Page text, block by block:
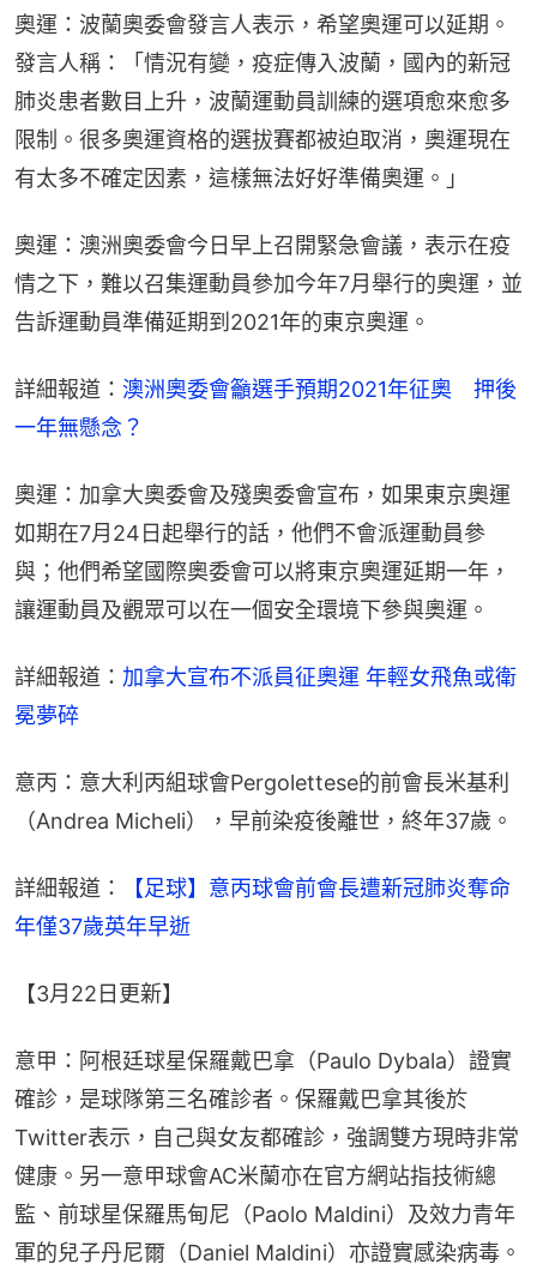
奧運：波蘭奧委會發言人表示，希望奧運可以延期。
發言人稱：「情況有變，疫症傳入波蘭，國內的新冠
肺炎患者數目上升，波蘭運動員訓練的選項愈來愈多
限制。很多奧運資格的選拔賽都被迫取消，奧運現在
有太多不確定因素，這樣無法好好準備奧運。」
奧運：澳洲奧委會今日早上召開緊急會議，表示在疫
情之下，難以召集運動員參加今年7月舉行的奧運，並
告訴運動員準備延期到2021年的東京奧運。
詳細報道： 澳洲奧委會籲選手預期2021年征奧　押後
一年無懸念？
奧運：加拿大奧委會及殘奧委會宣布，如果東京奧運
如期在7月24日起舉行的話，他們不會派運動員參
與；他們希望國際奧委會可以將東京奧運延期一年，
讓運動員及觀眾可以在一個安全環境下參與奧運。
詳細報道： 加拿大宣布不派員征奧運 年輕女飛魚或衛
冕夢碎
意丙：意大利丙組球會Pergolettese的前會長米基利
（Andrea Micheli），早前染疫後離世，終年37歲。
詳細報道：
【足球】意丙球會前會長遭新冠肺炎奪命
年僅37歲英年早逝
【3月22日更新】
意甲：阿根廷球星保羅戴巴拿（Paulo Dybala）證實
確診，是球隊第三名確診者。保羅戴巴拿其後於
Twitter表示，自己與女友都確診，強調雙方現時非常
健康。另一意甲球會AC米蘭亦在官方網站指技術總
監、前球星保羅馬甸尼（Paolo Maldini）及效力青年
軍的兒子丹尼爾（Daniel Maldini）亦證實感染病毒。